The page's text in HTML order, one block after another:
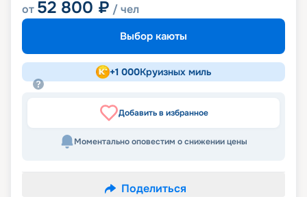
от 52 800 ₽ / чел
Выбор каюты
+1 000Круизных миль
Добавить в избранное
Моментально оповестим о снижении цены
Поделиться